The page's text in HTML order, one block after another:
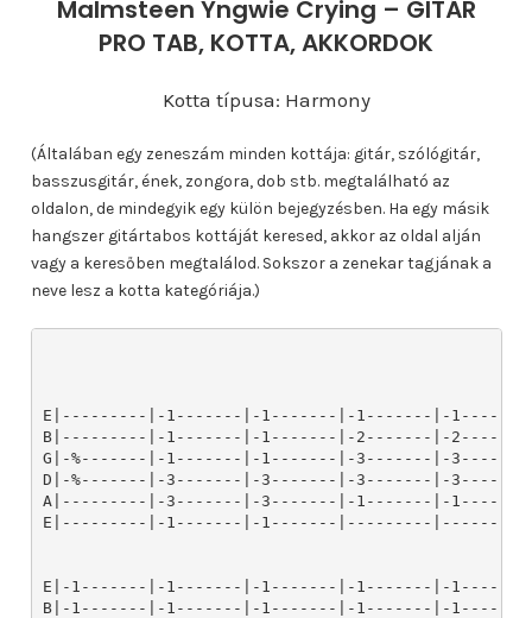
Malmsteen Yngwie Crying – GITÁR
PRO TAB, KOTTA, AKKORDOK
Kotta típusa: Harmony
(Általában egy zeneszám minden kottája: gitár, szólógitár,
basszusgitár, ének, zongora, dob stb. megtalálható az
oldalon, de mindegyik egy külön bejegyzésben. Ha egy másik
hangszer gitártabos kottáját keresed, akkor az oldal alján
vagy a keresőben megtalálod. Sokszor a zenekar tagjának a
neve lesz a kotta kategóriája.)
E|---------|-1-------|-1-------|-1-------|-
B|---------|-1-------|-1-------|-2-------|-
G|-%-------|-1-------|-1-------|-3-------|-
D|-%-------|-3-------|-3-------|-3-------|-
A|---------|-3-------|-3-------|-1-------|-
E|---------|-1-------|-1-------|---------
E|-1-------|-1-------|-1-------|-1-------|-
B|-1-------|-1-------|-1-------|-1-------|-